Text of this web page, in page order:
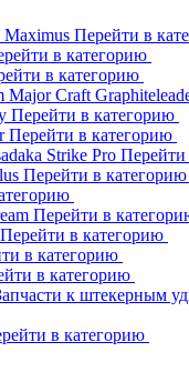
Maximus Перейти в
в категорию
в категорию
Major Craft
Перейти в категорию
Перейти в категорию
Strike Pro Перейти
Перейти в категорию
Перейти в
Перейти в категорию
в категорию
в категорию
к штекерным
в категорию